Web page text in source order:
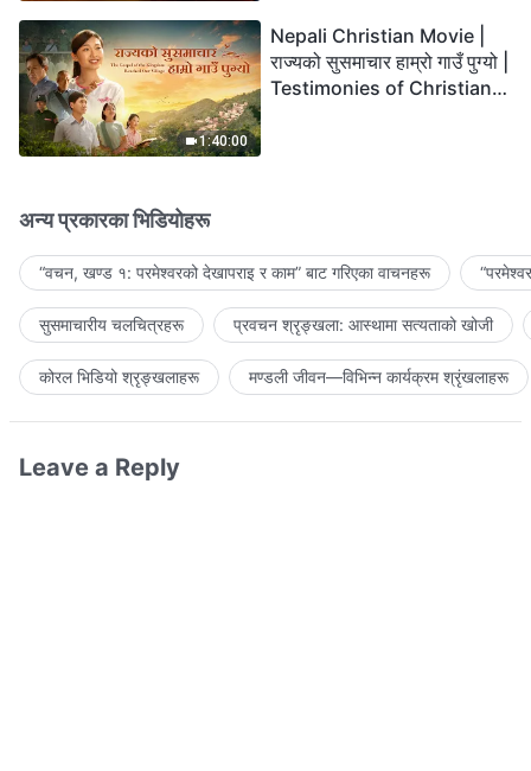
1:40:00
Nepali Christian Movie |
राज्यको सुसमाचार हाम्रो गाउँ पुग्यो |
Testimonies of Christians
अन्य प्रकारका भिडियोहरू
“वचन, खण्ड १: परमेश्‍वरको देखापराइ र काम” बाट गरिएका वाचनहरू
सुसमाचारीय चलचित्रहरू प्रवचन श्रृङ्खला: आस्थामा सत्यताको खोजी
कोरल भिडियो श्रृङ्खलाहरू मण्डली जीवन—विभिन्‍न कार्यक्रम श्रृंखलाहरू
Leave a Reply